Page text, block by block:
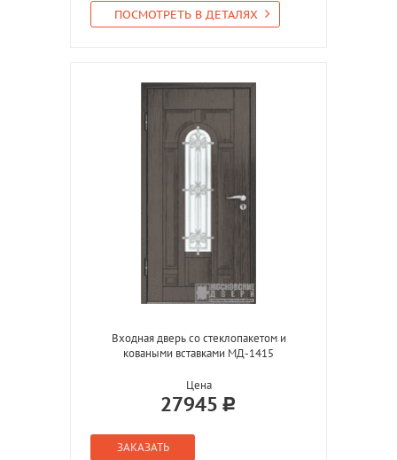
ПОСМОТРЕТЬ В ДЕТАЛЯХ
Входная дверь со стеклопакетом и
коваными вставками МД-1415
Цена
27945
ЗАКАЗАТЬ